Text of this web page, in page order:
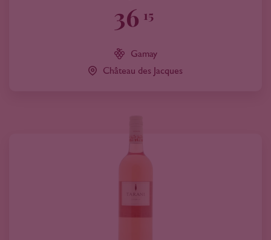
36 15
Gamay
Château des Jacques